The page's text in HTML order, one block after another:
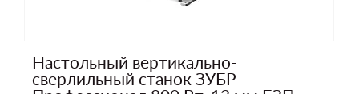
Настольный вертикально-
сверлильный станок ЗУБР